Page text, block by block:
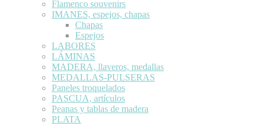
Flamenco souvenirs
IMANES, espejos, chapas
Chapas
Espejos
LABORES
LÁMINAS
MADERA, llaveros, medallas
MEDALLAS-PULSERAS
Paneles troquelados
PASCUA, artículos
Peanas y tablas de madera
PLATA